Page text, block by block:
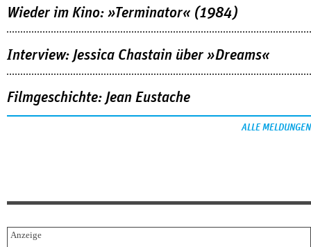
Wieder im Kino: »Terminator« (1984)
Interview: Jessica Chastain über »Dreams«
Filmgeschichte: Jean Eustache
ALLE MELDUNGEN